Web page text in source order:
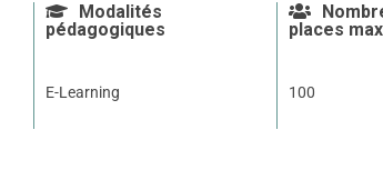
Modalités
pédagogiques
E-Learning
places
100